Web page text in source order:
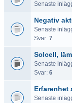
Senaste
Negativ
Senaste
Svar: 7
Solcell,
Senaste
Svar: 6
Erfarenhet
Senaste